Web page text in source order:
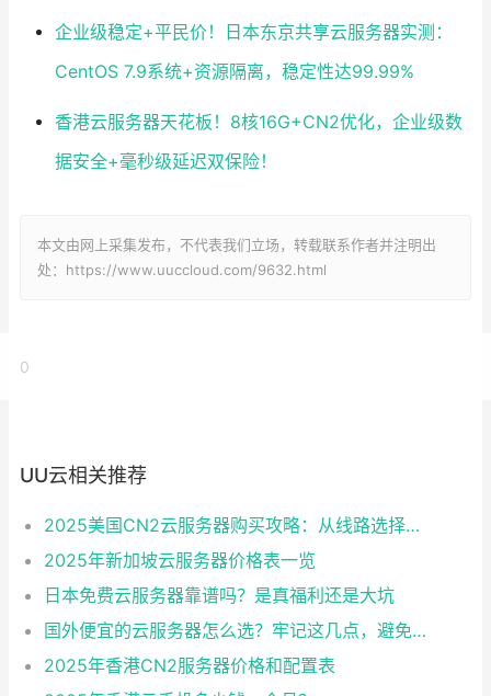
企业级稳定+平民价！日本东京共享云服务器实测：
CentOS 7.9系统+资源隔离，稳定性达99.99%
香港云服务器天花板！8核16G+CN2优化，企业级数
据安全+毫秒级延迟双保险！
本文由网上采集发布，不代表我们立场，转载联系作者并注明出
处：https://www.uuccloud.com/9632.html
0
UU云相关推荐
2025美国CN2云服务器购买攻略：从线路选择到实操最全指南
2025年新加坡云服务器价格表一览
日本免费云服务器靠谱吗？是真福利还是大坑
国外便宜的云服务器怎么选？牢记这几点，避免踩坑
2025年香港CN2服务器价格和配置表